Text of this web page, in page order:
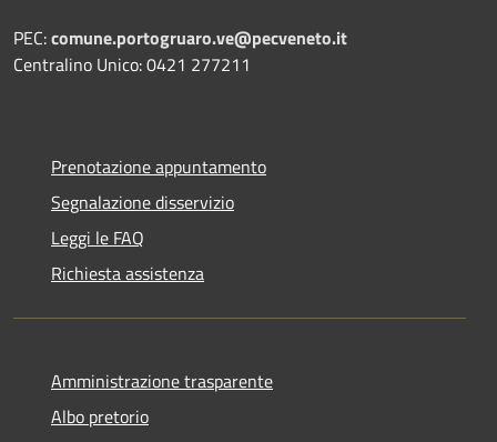
PEC:comune.portogruaro.ve@pecveneto.it
Centralino Unico: 0421 277211
Prenotazione appuntamento
Segnalazione disservizio
Leggi le FAQ
Richiesta assistenza
Amministrazione trasparente
Albo pretorio